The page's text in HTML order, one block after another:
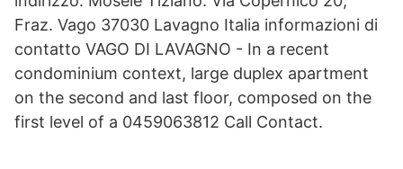
Fraz. Vago 37030 Lavagno Italia informazioni di
contatto VAGO DI LAVAGNO - In a recent
condominium context, large duplex apartment
on the second and last floor, composed on the
first level of a 0459063812 Call Contact.